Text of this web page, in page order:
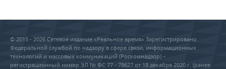
© 2015 - 2026 Сетевое издание «Реальное время» Зарегистрировано
Федеральной службой по надзору в сфере связи, информационных
технологий и массовых коммуникаций (Роскомнадзор) –
регистрационный номер ЭЛ № ФС 77 - 79627 от 18 декабря 2020 г. (ранее